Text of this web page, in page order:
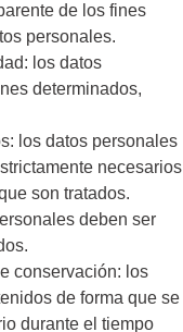
de los fines
personales.
los datos
determinados,
los datos personales
necesarios
son tratados.
deben ser
conservación: los
de forma que se
durante el tiempo